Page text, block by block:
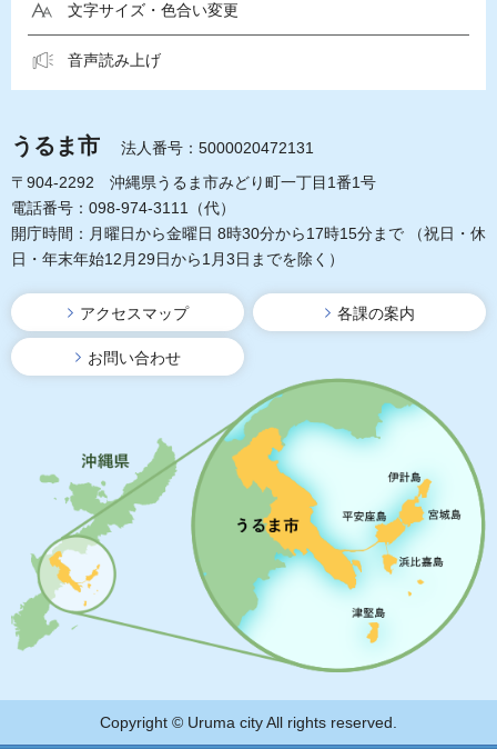
文字サイズ・色合い変更
音声読み上げ
うるま市
法人番号：5000020472131
〒904-2292 沖縄県うるま市みどり町一丁目1番1号
電話番号：098-974-3111（代）
開庁時間：月曜日から金曜日 8時30分から17時15分まで
（祝日・休
日・年末年始12月29日から1月3日までを除く）
アクセスマップ 各課の案内
お問い合わせ
Copyright © Uruma city All rights reserved.